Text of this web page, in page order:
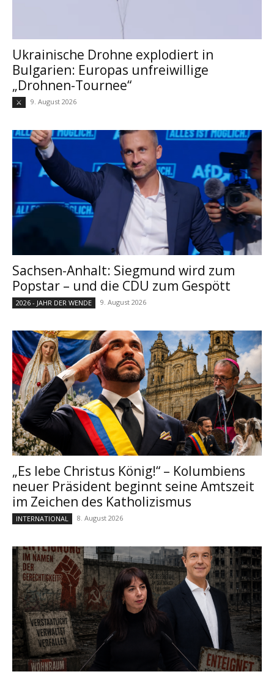
Ukrainische Drohne explodiert in
Bulgarien: Europas unfreiwillige
„Drohnen-Tournee“
⚔ 9. August 2026
Sachsen-Anhalt: Siegmund wird zum
Popstar – und die CDU zum Gespött
2026 - JAHR DER WENDE 9. August 2026
„Es lebe Christus König!“ – Kolumbiens
neuer Präsident beginnt seine Amtszeit
im Zeichen des Katholizismus
INTERNATIONAL 8. August 2026